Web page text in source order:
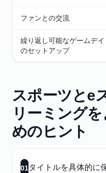
ファンとの交流
繰り返し可能なゲームデイ
のセットアップ
スポーツとe
リーミング
めのヒント
01タイトルを具体的に